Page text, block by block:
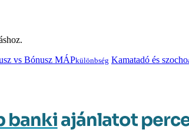
vs Bónusz MÁPkülönbség Kamatadó és szocho
bankiajánlatot